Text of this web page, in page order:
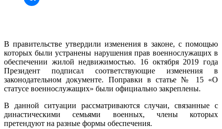
В правительстве утвердили изменения в законе, с помощью
которых были устранены нарушения прав военнослужащих в
обеспечении жилой недвижимостью. 16 октября 2019 года
Президент подписал соответствующие изменения в
законодательном документе. Поправки в статье № 15 «О
статусе военнослужащих» были официально закреплены.
В данной ситуации рассматриваются случаи, связанные с
династическими семьями военных, члены которых
претендуют на разные формы обеспечения.